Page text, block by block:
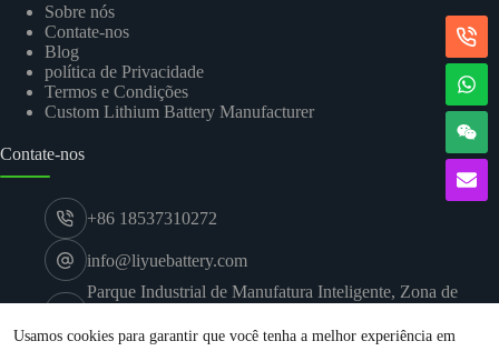
Usamos cookies para garantir que você tenha a melhor experiência em
Sobre nós
Contate-nos
Blog
política de Privacidade
Termos e Condições
Custom Lithium Battery Manufacturer
Contate-nos
+86 18537310272
info@liyuebattery.com
Parque Industrial de Manufatura Inteligente, Zona de
Xinxiang, Cidade de Xinxiang, Henan